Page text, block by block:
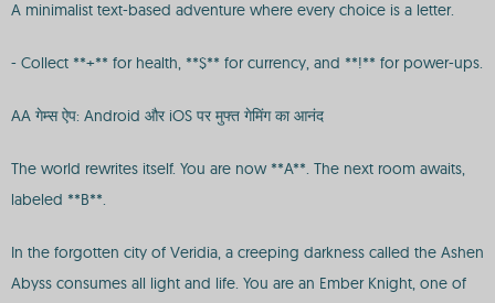
A minimalist text-based adventure where every choice is a letter.
- Collect **+** for health, **$** for currency, and **!** for power-ups.
AA गेम्स ऐप: Android और iOS पर मुफ्त गेमिंग का आनंद
The world rewrites itself. You are now **A**. The next room awaits,
labeled **B**.
In the forgotten city of Veridia, a creeping darkness called the Ashen
Abyss consumes all light and life. You are an Ember Knight, one of